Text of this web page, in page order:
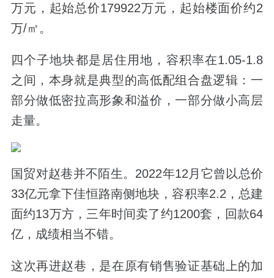
万元，起始总价179922万元，起始楼面价约2
万/㎡。
四个子地块都是居住用地，容积率在1.05-1.8
之间，本身就是典型的高低配组合盘逻辑：一
部分做低密拉高形象和溢价，一部分做小高层
走量。
国贸对赵巷并不陌生。 2022年12 月它曾以总价
33亿元拿下佳恒路南侧地块，容积率2.2 ，总建
面约13万方，三年时间卖了约1200套，回款64
亿，成绩相当不错。
这次再进赵巷，是在原有销售验证基础上的加